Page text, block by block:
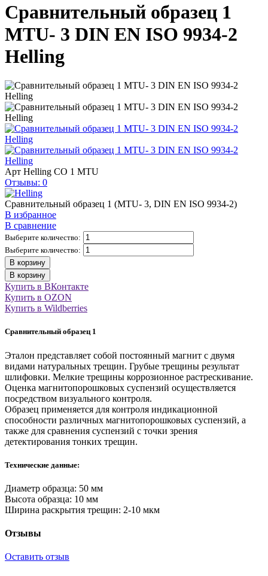
Сравнительный образец 1
MTU- 3 DIN EN ISO 9934-2
Helling
Арт Helling CO 1 MTU
Отзывы: 0
Сравнительный образец 1 (MTU- 3, DIN EN ISO 9934-2)
В избранное
В сравнение
Выберите количество:
Выберите количество:
В корзину
В корзину
Купить в ВКонтакте
Купить в OZON
Купить в Wildberries
Сравнительный образец 1
Эталон представляет собой постоянный магнит с двумя
видами натуральных трещин. Грубые трещины результат
шлифовки. Мелкие трещины коррозионное растрескивание.
Оценка магнитопорошковых суспензий осуществляется
посредством визуального контроля.
Образец применяется для контроля индикационной
способности различных магнитопорошковых суспензий, а
также для сравнения суспензий с точки зрения
детектирования тонких трещин.
Технические данные:
Диаметр образца: 50 мм
Высота образца: 10 мм
Ширина раскрытия трещин: 2-10 мкм
Отзывы
Оставить отзыв